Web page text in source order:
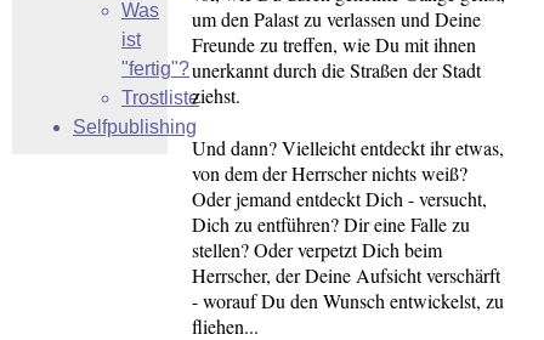
Was
ist
"fertig"?
Trostliste
Selfpublishing
um den Palast zu verlassen und Deine
Freunde zu treffen, wie Du mit ihnen
unerkannt durch die Straßen der Stadt
ziehst.
Und dann? Vielleicht entdeckt ihr etwas,
von dem der Herrscher nichts weiß?
Oder jemand entdeckt Dich - versucht,
Dich zu entführen? Dir eine Falle zu
stellen? Oder verpetzt Dich beim
Herrscher, der Deine Aufsicht verschärft
- worauf Du den Wunsch entwickelst, zu
fliehen...